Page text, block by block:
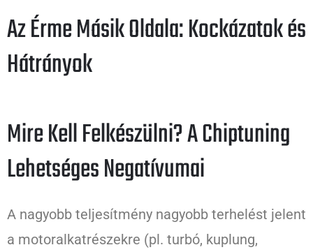
Az Érme Másik Oldala: Kockázatok és
Hátrányok
Mire Kell Felkészülni? A Chiptuning
Lehetséges Negatívumai
A nagyobb teljesítmény nagyobb terhelést jelent
a motoralkatrészekre (pl. turbó, kuplung,